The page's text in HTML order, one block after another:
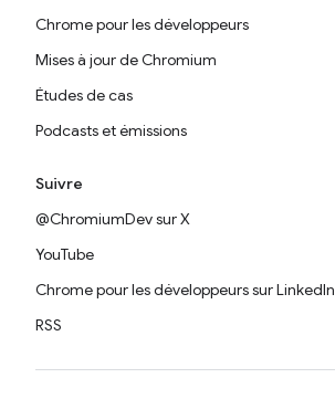
Chrome pour les développeurs
Mises à jour de Chromium
Études de cas
Podcasts et émissions
Suivre
@ChromiumDev sur X
YouTube
Chrome pour les développeurs sur LinkedIn
RSS